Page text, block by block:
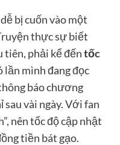
bị cuốn vào một
thực sự biết
tiên, phải kể đếntốc
lần mình đang đọc
báo chương
vài ngày. Với fan
nên tốc độ cập nhật
tiền bát gạo.